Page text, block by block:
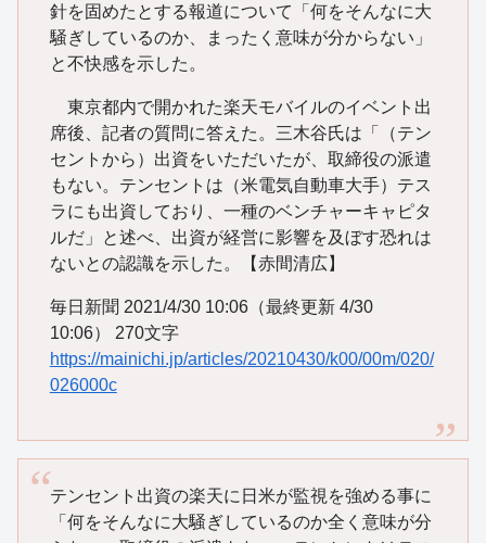
針を固めたとする報道について「何をそんなに大
騒ぎしているのか、まったく意味が分からない」
と不快感を示した。
東京都内で開かれた楽天モバイルのイベント出
席後、記者の質問に答えた。三木谷氏は「（テン
セントから）出資をいただいたが、取締役の派遣
もない。テンセントは（米電気自動車大手）テス
ラにも出資しており、一種のベンチャーキャピタ
ルだ」と述べ、出資が経営に影響を及ぼす恐れは
ないとの認識を示した。【赤間清広】
毎日新聞 2021/4/30 10:06（最終更新 4/30
10:06） 270文字
https://mainichi.jp/articles/20210430/k00/00m/020/
026000c
テンセント出資の楽天に日米が監視を強める事に
「何をそんなに大騒ぎしているのか全く意味が分